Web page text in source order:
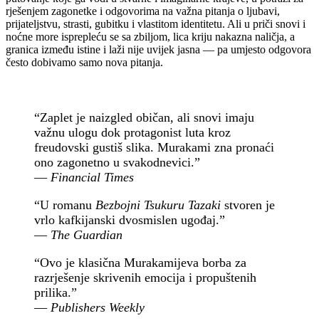
rješenjem zagonetke i odgovorima na važna pitanja o ljubavi,
prijateljstvu, strasti, gubitku i vlastitom identitetu. Ali u priči snovi i
noćne more isprepleću se sa zbiljom, lica kriju nakazna naličja, a
granica između istine i laži nije uvijek jasna — pa umjesto odgovora
često dobivamo samo nova pitanja.
“Zaplet je naizgled običan, ali snovi imaju
važnu ulogu dok protagonist luta kroz
freudovski gustiš slika. Murakami zna pronaći
ono zagonetno u svakodnevici.”
— Financial Times
“U romanu Bezbojni Tsukuru Tazaki stvoren je
vrlo kafkijanski dvosmislen ugođaj.”
— The Guardian
“Ovo je klasična Murakamijeva borba za
razrješenje skrivenih emocija i propuštenih
prilika.”
— Publishers Weekly